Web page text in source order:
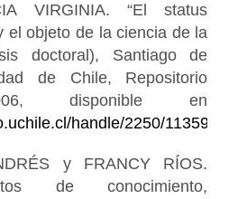
VIRGINIA. “El status
el objeto de la ciencia de la
doctoral), Santiago de
de Chile, Repositorio
disponible en
handle/2250/113590
y FRANCY RÍOS.
de conocimiento,